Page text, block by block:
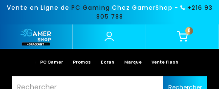
Vente en Ligne de PC Gaming Chez GamerShop -
+216 93
805 788
0
PC Gamer Promos Ecran Marque Vente Flash
Rechercher